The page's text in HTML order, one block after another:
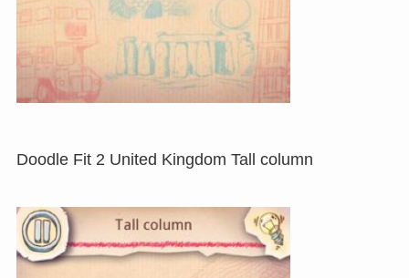
Doodle Fit 2 United Kingdom Tall column